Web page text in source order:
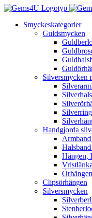
Fortsätt
innehålletSmyckeskategorier
Guldsmycken
Silversmycken
Handgjorda
Hängen,
Clipsörhängen
Silversmycken